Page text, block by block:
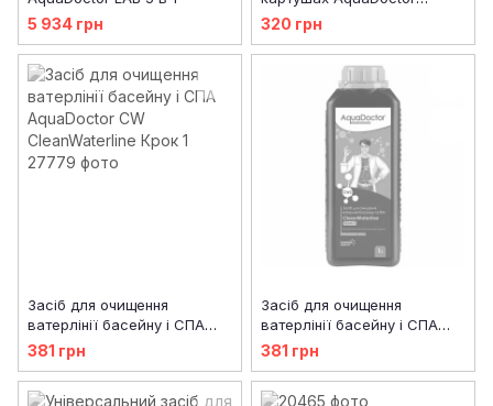
5 934 грн
Superflock
320 грн
Засіб для очищення
ватерлінії басейну і СПА
AquaDoctor CW
CleanWaterline Крок 1
381 грн
Засіб для очищення
ватерлінії басейну і СПА
AquaDoctor CW
CleanWaterline Крок 2
381 грн